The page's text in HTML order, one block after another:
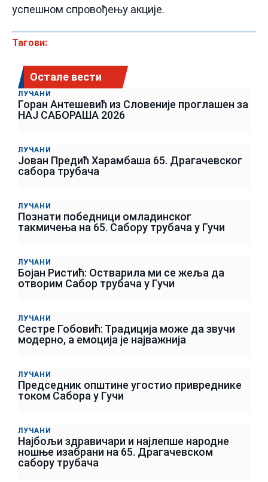
успешном спровођењу акције.
Тагови:
Остале вести
ЛУЧАНИ
Горан Антешевић из Словеније проглашен за
НАЈ САБОРАША 2026
ЛУЧАНИ
Јован Предић Харамбаша 65. Драгачевског
сабора трубача
ЛУЧАНИ
Познати победници омладинског
такмичења на 65. Сабору трубача у Гучи
ЛУЧАНИ
Бојан Ристић: Остварила ми се жеља да
отворим Сабор трубача у Гучи
ЛУЧАНИ
Сестре Гобовић: Традиција може да звучи
модерно, а емоција је најважнија
ЛУЧАНИ
Председник општине угостио привреднике
током Сабора у Гучи
ЛУЧАНИ
Најбољи здравичари и најлепше народне
ношње изабрани на 65. Драгачевском
сабору трубача